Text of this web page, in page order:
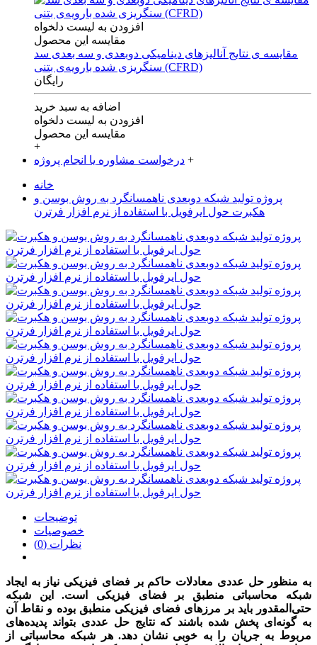
افزودن به لیست دلخواه
مقایسه این محصول
مقایسه ی‌ نتایج آنالیزهای‌ دینامیکی‌ دوبعدی‌ و‌ سه بعدی‌ سد
سنگریزی‌ شده با‌رویه‌ی‌ بتنی‌ (CFRD)
رایگان
اضافه به سبد خرید
افزودن به لیست دلخواه
مقایسه این محصول
+
درخواست مشاوره یا انجام پروژه +
خانه
پروژه تولید شبکه دوبعدی ناهمسانگرد به روش بوسن و
هکبرت حول ایرفویل با استفاده از نرم افزار فرترن
توضیحات
خصوصیات
نظرات (0)
به‌ منظور حل عددی معادلات حاکم بر فضای فیزیکی نیاز به ایجاد
شبکه محاسباتی منطبق بر فضای فیزیکی است. این شبکه
حتی‌المقدور باید بر مرزهای فضای فیزیکی منطبق بوده و نقاط آن
به‌ گونه‌ای پخش‌ شده باشند که نتایج حل عددی بتواند پدیده‌های
مربوط به جریان را به‌ خوبی نشان دهد. هر شبکه محاسباتی از